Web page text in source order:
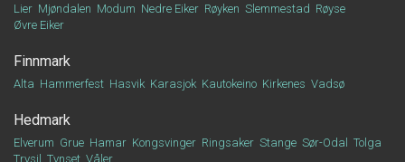
Lier Mjøndalen Modum Nedre Eiker Røyken Slemmestad Røyse
Øvre Eiker
Finnmark
Alta Hammerfest Hasvik Karasjok Kautokeino Kirkenes Vadsø
Hedmark
Elverum Grue Hamar Kongsvinger Ringsaker Stange Sør-Odal
Tolga
Trysil
Tynset Våler